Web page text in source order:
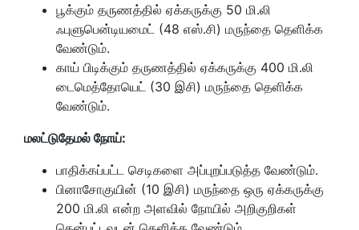
பூக்கும் தருணத்தில் ஏக்கருக்கு 50 மி.லி
ஃபுளுபென்டியமைட் (48 எஸ்.சி) மருந்தை தெளிக்க
வேண்டும்.
காய் பிடிக்கும் தருணத்தில் ஏக்கருக்கு 400 மி.லி
டைமெத்தோயெட் (30 இசி) மருந்தை தெளிக்க
வேண்டும்.
மலட்டுதேமல் நோய்:
பாதிக்கப்பட்ட செடிகளை அப்புறப்படுத்த வேண்டும்.
பினாசோகுயின் (10 இசி) மருந்தை ஒரு ஏக்கருக்கு
200 மி.லி என்ற அளவில் நோயில் அறிகுறிகள்